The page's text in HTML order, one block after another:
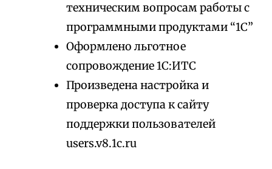
техническим вопросам работы с
программными продуктами “1С”
Оформлено льготное
сопровождение 1С:ИТС
Произведена настройка и
проверка доступа к сайту
поддержки пользователей
users.v8.1c.ru